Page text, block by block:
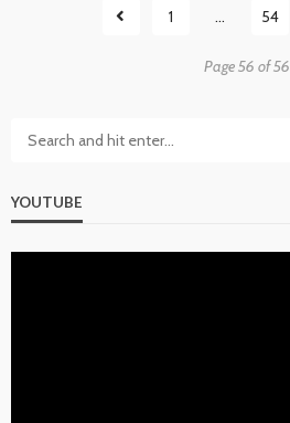
1 … 54
Page 56 of 56
YOUTUBE